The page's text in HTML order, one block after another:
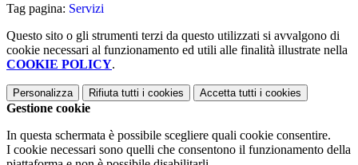
Tag pagina: Servizi
Questo sito o gli strumenti terzi da questo utilizzati si avvalgono di
cookie necessari al funzionamento ed utili alle finalità illustrate nella
COOKIE POLICY.
Personalizza Rifiuta tutti i cookies Accetta tutti i cookies
Gestione cookie
In questa schermata è possibile scegliere quali cookie consentire.
I cookie necessari sono quelli che consentono il funzionamento della